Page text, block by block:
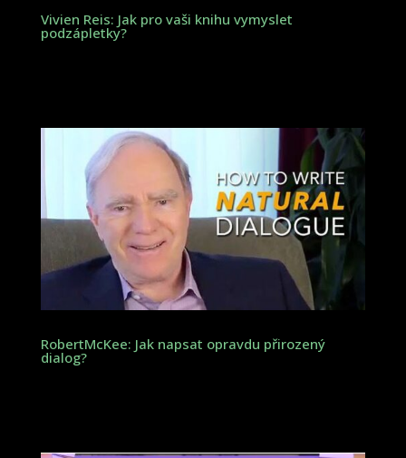
Vivien Reis: Jak pro vaši knihu vymyslet
podzápletky?
RobertMcKee: Jak napsat opravdu přirozený
dialog?